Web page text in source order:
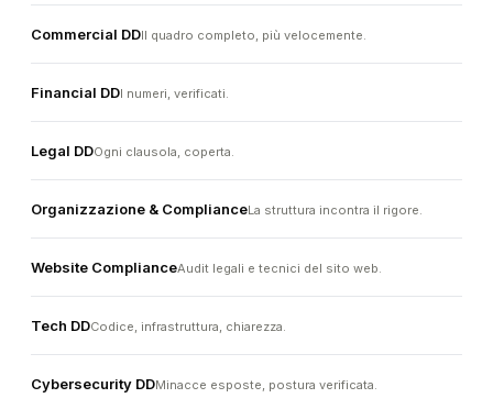
Commercial DDIl quadro completo, più velocemente.
Financial DDI numeri, verificati.
Legal DDOgni clausola, coperta.
Organizzazione & ComplianceLa struttura incontra il rigore.
Website ComplianceAudit legali e tecnici del sito web.
Tech DDCodice, infrastruttura, chiarezza.
Cybersecurity DDMinacce esposte, postura verificata.